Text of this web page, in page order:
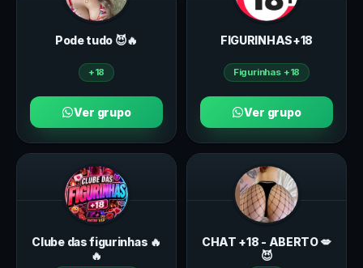
Pode tudo 😈🔥
+18
Ver grupo
FIGURINHAS+18
Figurinhas +18
Ver grupo
Clube das figurinhas 🔥
🔥
CHAT +18 - ABERTO 💋
😈